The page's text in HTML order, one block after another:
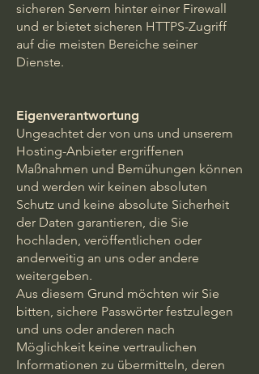
sicheren Servern hinter einer Firewall
und er bietet sicheren HTTPS-Zugriff
auf die meisten Bereiche seiner
Dienste.
Eigenverantwortung
Ungeachtet der von uns und unserem
Hosting-Anbieter ergriffenen
Maßnahmen und Bemühungen können
und werden wir keinen absoluten
Schutz und keine absolute Sicherheit
der Daten garantieren, die Sie
hochladen, veröffentlichen oder
anderweitig an uns oder andere
weitergeben.
Aus diesem Grund möchten wir Sie
bitten, sichere Passwörter festzulegen
und uns oder anderen nach
Möglichkeit keine vertraulichen
Informationen zu übermitteln, deren